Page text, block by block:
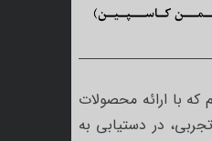
که با ارائه محصولات
در دستیابی به